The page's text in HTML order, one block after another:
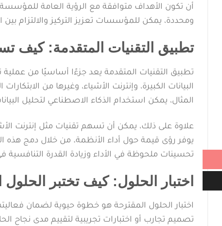
أن تكون الأهداف متوافقة مع الرؤية العامة
ومحددة، يمكن للمؤسسات تعزيز التركيز والالتزام
تطبيق التقنيات المتقدمة: كيف
تطبيق التقنيات المتقدمة يعد جزءًا أساسيًا من
البيانات الكبيرة، وإنترنت الأشياء، وغيرها من
المثال، يمكن استخدام الذكاء الاصطناعي لتحليل
علاوة على ذلك، يمكن أن تسهم تقنيات مثل إنترنت
يوفر رؤى قيمة حول أداء الأنظمة. من خلال دمج هذه
تحسينات ملحوظة في الأداء وزيادة القدرة
اختبار الحلول: كيف تختبر
اختبار الحلول المقترحة هو خطوة حيوية لضمان
تصميم تجارب أو اختبارات تجريبية لتقييم مدى نجاح